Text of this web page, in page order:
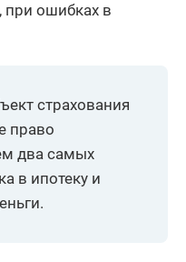
при ошибках в
страхования
право
два самых
в ипотеку и